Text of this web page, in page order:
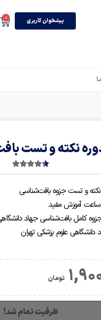
پیشخوان کاربری 0
نکته و تست
4.50 2 رای
نکته و تست جزوه بافت‌شناسی
کامل بافت‌شناسی جهاد
دانشگاهی علوم پزشکی تهران
تومان
ظرفیت تمام شد!